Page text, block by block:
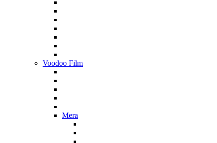
Voodoo Film
Mera